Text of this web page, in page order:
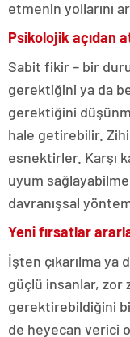
etmenin yollarını
Psikolojik açıdan
Sabit fikir – bir
gerektiğini ya da
gerektiğini
hale getirebilir.
esnektirler. Karşı
uyum
davranışsal
Yeni fırsatlar
İşten çıkarılma ya
güçlü insanlar, zor
gerektirebildiğini
de heyecan verici